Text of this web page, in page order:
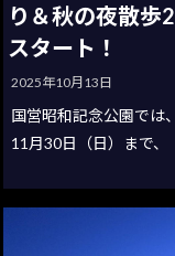
り＆秋の夜散歩
スタート！
2025年10月13日
国営昭和記念公園では
11月30日（日）まで、